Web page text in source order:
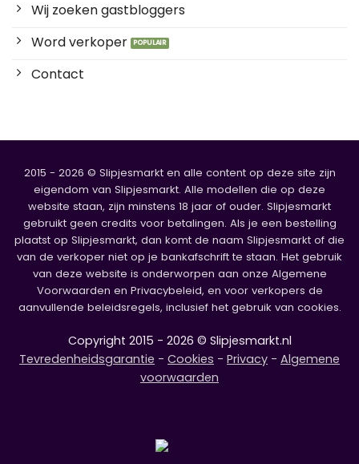
Wij zoeken gastbloggers
Word verkoper
Contact
2015 - 2026 © Slipjesmarkt en alle content op deze site zijn
eigendom van Slipjesmarkt. Alle modellen die op deze
website staan, zijn minstens 18 jaar of ouder. Slipjesmarkt
gebruikt geen credits voor betalingen. Als je een bestelling
plaatst op Slipjesmarkt, dan komt de naam Slipjesmarkt of die
van de verkoper niet op je bankafschrift te staan. Het gebruik
van deze website is onderworpen aan onze Algemene
Voorwaarden en Privacybeleid, en voor verkopers de
aanvullende beleidsregels, inclusief het gebruik van cookies.
Copyright 2015 - 2026 © Slipjesmarkt.nl
Tevredenheidsgarantie - Cookies - Privacy - Algemene
voorwaarden